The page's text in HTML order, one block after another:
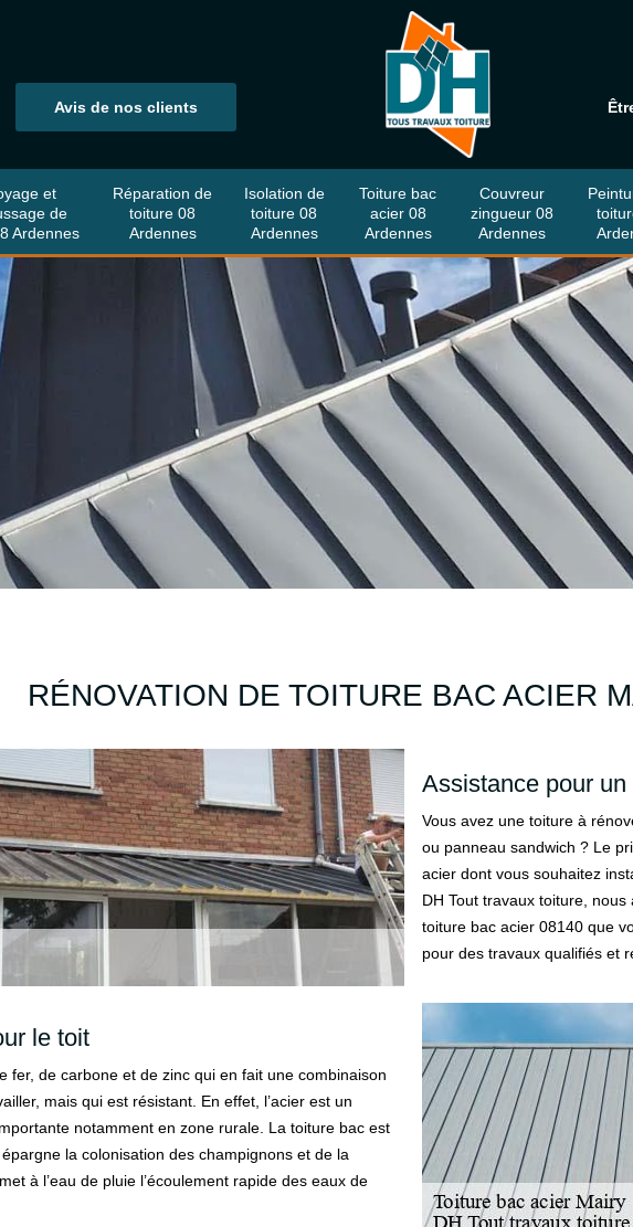
Avis de nos clients
et
de
Ardennes
Réparation de
toiture 08
Ardennes
Isolation de
toiture 08
Ardennes
Toiture bac
acier 08
Ardennes
Couvreur
zingueur 08
Ardennes
RÉNOVATION DE TOITURE BAC ACIER
Assistance pour
Vous avez une toiture à
ou panneau sandwich ? Le
acier dont vous souhaitez
DH Tout travaux toiture,
toiture bac acier 08140 que
pour des travaux qualifiés et
le toit
fer, de carbone et de zinc qui en fait une combinaison
mais qui est résistant. En effet, l’acier est un
notamment en zone rurale. La toiture bac est
la colonisation des champignons et de la
à l’eau de pluie l’écoulement rapide des eaux de